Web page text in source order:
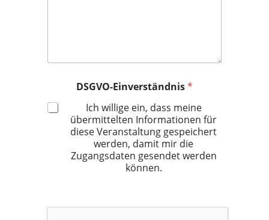
DSGVO-Einverständnis*
Ich willige ein, dass meine
übermittelten Informationen für
diese Veranstaltung gespeichert
werden, damit mir die
Zugangsdaten gesendet werden
können.